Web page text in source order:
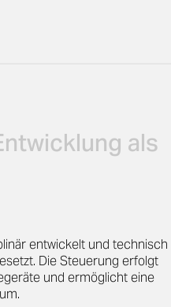
als
entwickelt und technisch
Die Steuerung erfolgt
und ermöglicht eine